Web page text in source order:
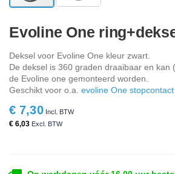
naar
het
van
de
afbeeldingen-
gallerij
Evoline One
Deksel voor Evoline One kleur zwart.
De deksel is 360 graden draaibaar en kan
de Evoline one gemonteerd worden.
Geschikt voor o.a. evoline One stopcontact
€ 7,30
€ 6,03